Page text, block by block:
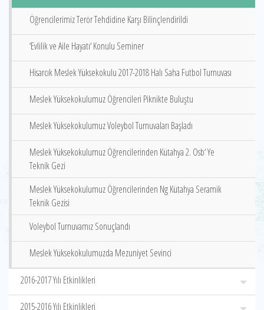
Öğrencilerimiz Terör Tehdidine Karşı Bilinçlendirildi
‘Evlilik ve Aile Hayatı‘ Konulu Seminer
Hisarcık Meslek Yüksekokulu 2017-2018 Halı Saha Futbol Turnuvası
Meslek Yüksekokulumuz Öğrencileri Piknikte Buluştu
Meslek Yüksekokulumuz Voleybol Turnuvaları Başladı
Meslek Yüksekokulumuz Öğrencilerinden Kütahya 2. Osb‘ Ye
Teknik Gezi
Meslek Yüksekokulumuz Öğrencilerinden Ng Kütahya Seramik
Teknik Gezisi
Voleybol Turnuvamız Sonuçlandı
Meslek Yüksekokulumuzda Mezuniyet Sevinci
2016-2017 Yılı Etkinlikleri
2015-2016 Yılı Etkinlikleri